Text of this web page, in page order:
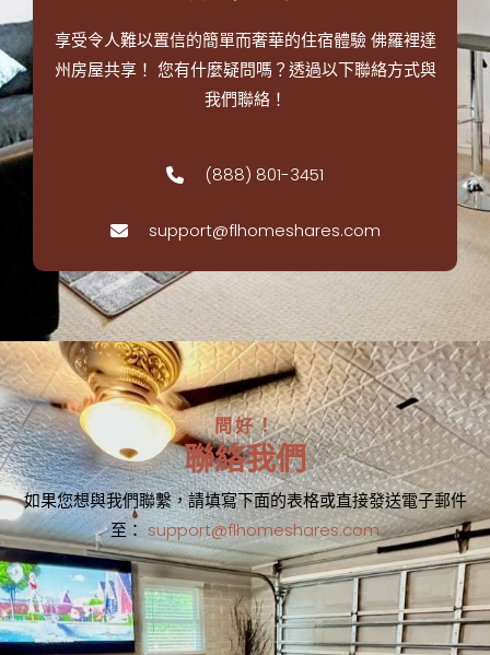
享受令人難以置信的簡單而奢華的住宿體驗佛羅裡達
州房屋共享！ 您有什麼疑問嗎？透過以下聯絡方式與
我們聯絡！
(888) 801-3451
support@flhomeshares.com
問好！
聯絡我們
如果您想與我們聯繫，請填寫下面的表格或直接發送電子郵件
至：support@flhomeshares.com